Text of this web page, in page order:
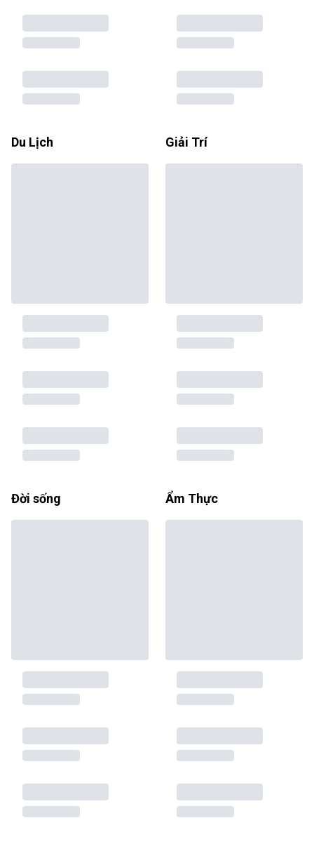
Du Lịch Giải Trí
Đời sống Ẩm Thực